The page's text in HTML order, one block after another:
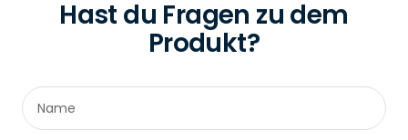
Hast du Fragen zu dem
Produkt?
Name